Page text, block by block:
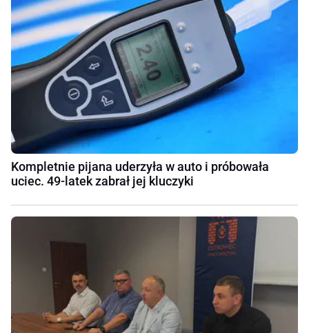
Kompletnie pijana uderzyła w auto i próbowała
uciec. 49-latek zabrał jej kluczyki